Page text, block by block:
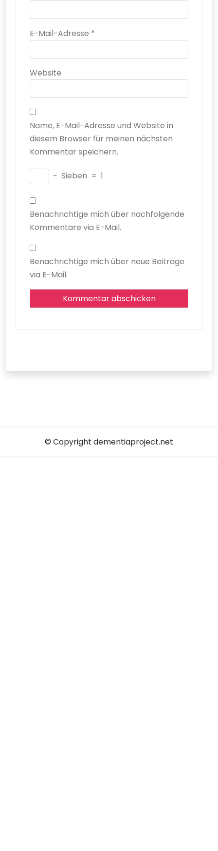
E-Mail-Adresse *
Website
Name, E-Mail-Adresse und Website in
diesem Browser für meinen nächsten
Kommentar speichern.
− Sieben = 1
Benachrichtige mich über nachfolgende
Kommentare via E-Mail.
Benachrichtige mich über neue Beiträge
via E-Mail.
© Copyright dementiaproject.net